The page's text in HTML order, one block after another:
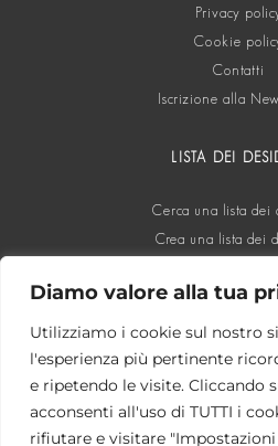
Diamo valore alla tua
Utilizziamo i cookie sul nostro
l'esperienza più pertinente
e ripetendo le visite. Cliccando
acconsenti all'uso di TUTTI i
rifiutare e visitare
Privacy
Cookie
Contatti
Iscrizione alla
LISTA DEI
Cerca una lista dei
Crea una lista dei
SOCIAL